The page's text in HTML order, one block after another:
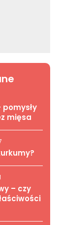
pomysły
mięsa
– czy